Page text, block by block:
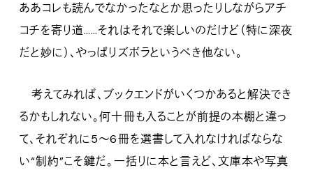
ああコレも読んでなかったなとか思ったりしながらアチ
コチを寄り道……それはそれで楽しいのだけど（特に深夜
だと妙に）、やっぱりズボラというべき他ない。
考えてみれば、ブックエンドがいくつかあると解決でき
るかもしれない。何十冊も入ることが前提の本棚と違っ
て、それぞれに5〜6冊を選書して入れなければならな
い“制約”こそ鍵だ。一括りに本と言えど、文庫本や写真